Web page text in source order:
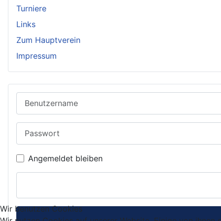
Turniere
Links
Zum Hauptverein
Impressum
Angemeldet bleiben
Wir benutzen Cookies